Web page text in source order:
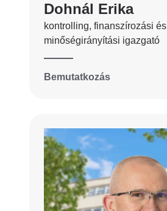
Dohnál Erika
kontrolling, finanszírozási és
minőségirányítási igazgató
Bemutatkozás